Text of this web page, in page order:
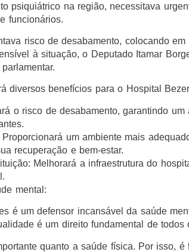
psiquiátrico na região, necessitava
funcionários.
risco de desabamento, colocando
à situação, o Deputado Itamar
diversos benefícios para o Hospital
o risco de desabamento, garantindo
um ambiente mais
recuperação e bem-estar.
Melhorará a infraestrutura do
mental:
é um defensor incansável da saúde
é um direito fundamental de todos
quanto a saúde física. Por isso,